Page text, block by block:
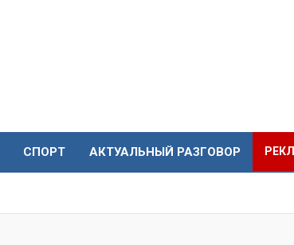
СПОРТ АКТУАЛЬНЫЙ РАЗГОВОР